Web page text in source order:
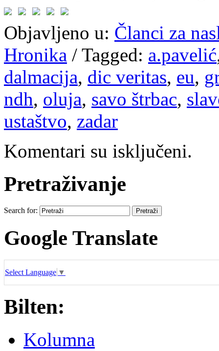
Objavljeno u: Članci za
Hronika / Tagged: a.pavelić
dalmacija, dic veritas, eu,
ndh, oluja, savo štrbac,
ustaštvo, zadar
Komentari su isključeni.
Pretraživanje
Search for:
Google Translate
Select Language ▼
Bilten:
Kolumna